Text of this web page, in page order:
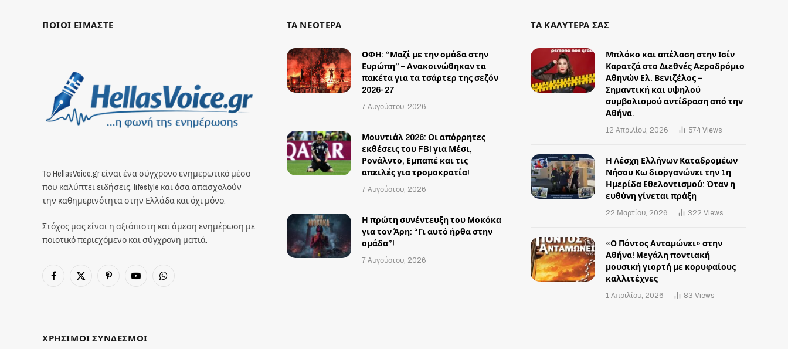
ΠΟΙΟΙ ΕΙΜΑΣΤΕ
Το HellasVoice.gr είναι ένα σύγχρονο ενημερωτικό μέσο
που καλύπτει ειδήσεις, lifestyle και όσα απασχολούν
την καθημερινότητα στην Ελλάδα και όχι μόνο.
Στόχος μας είναι η αξιόπιστη και άμεση ενημέρωση με
ποιοτικό περιεχόμενο και σύγχρονη ματιά.
Facebook
X
PinterestYouTubeWhatsApp
ΤΑ ΝΕΟΤΕΡΑ
ΟΦΗ: “Μαζί με την ομάδα στην
Ευρώπη” – Ανακοινώθηκαν τα
πακέτα για τα τσάρτερ της σεζόν
2026-27
7 Αυγούστου, 2026
Μουντιάλ 2026: Οι απόρρητες
εκθέσεις του FBI για Μέσι,
Ρονάλντο, Εμπαπέ και τις
απειλές για τρομοκρατία!
7 Αυγούστου, 2026
Η πρώτη συνέντευξη του Μοκόκα
για τον Άρη: “Γι αυτό ήρθα στην
ομάδα”!
7 Αυγούστου, 2026
ΤΑ ΚΑΛΥΤΕΡΑ ΣΑΣ
Μπλόκο και απέλαση στην Ισίν
Καρατζά στο Διεθνές Αεροδρόμιο
Αθηνών Ελ. Βενιζέλος –
Σημαντική και υψηλού
συμβολισμού αντίδραση από την
Αθήνα.
12 Απριλίου, 2026 574Views
Η Λέσχη Ελλήνων Καταδρομέων
Νήσου Κω διοργανώνει την 1η
Ημερίδα Εθελοντισμού: Όταν η
ευθύνη γίνεται πράξη
22 Μαρτίου, 2026 322Views
«Ο Πόντος Ανταμώνει» στην
Αθήνα! Mεγάλη ποντιακή
μουσική γιορτή με κορυφαίους
καλλιτέχνες
1 Απριλίου, 2026 83Views
ΧΡΗΣΙΜΟΙ ΣΥΝΔΕΣΜΟΙ